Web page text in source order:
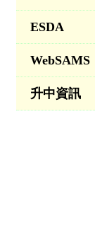
ESDA
WebSAMS
升中資訊